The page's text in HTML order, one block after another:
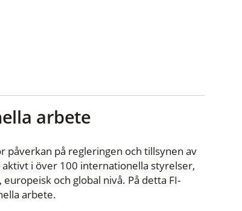
arbete
på regleringen och tillsynen av
i över 100 internationella styrelser,
och global nivå. På detta FI-
arbete.